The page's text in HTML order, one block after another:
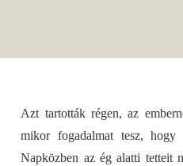
Azt tartották régen, az
mikor fogadalmat tesz,
Napközben az ég alatti tetteit